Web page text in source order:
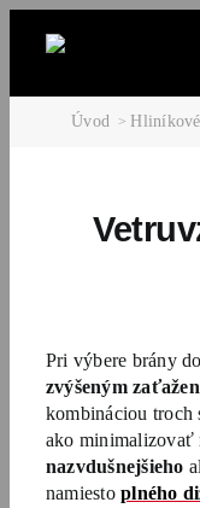
Úvod
Pri výbere brány
zvýšeným
kombináciou troch
ako minimalizovať
nazvdušnejšieho
namiestoplného